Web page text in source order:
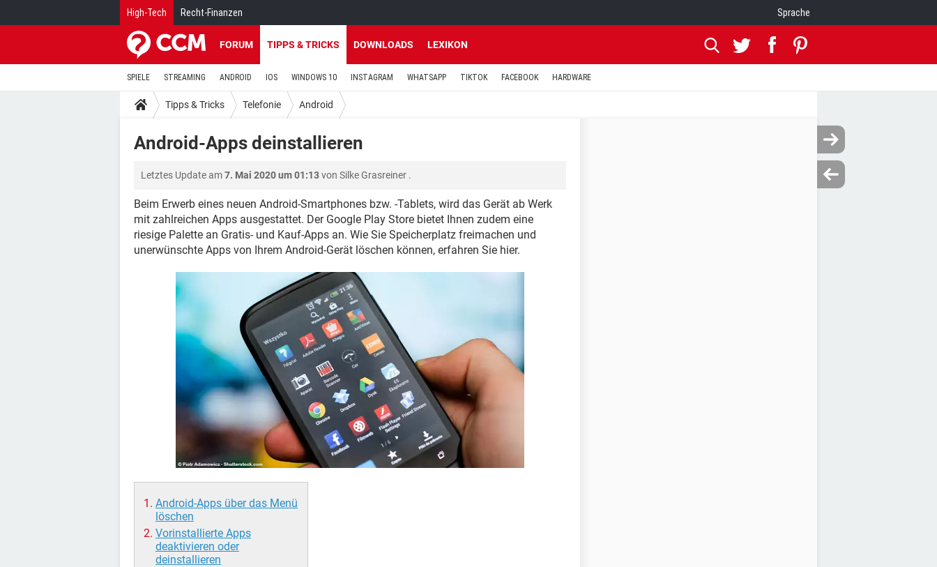
High-Tech Recht-Finanzen Sprache
FORUM TIPPS & TRICKS DOWNLOADS LEXIKON
SPIELE STREAMING ANDROID IOS WINDOWS 10 INSTAGRAM WHATSAPP TIKTOK FACEBOOK HARDWARE
Tipps & Tricks Telefonie Android
Android-Apps deinstallieren
Letztes Update am7. Mai 2020 um 01:13von Silke Grasreiner .
Beim Erwerb eines neuen Android-Smartphones bzw. -Tablets, wird das Gerät ab Werk
mit zahlreichen Apps ausgestattet. Der Google Play Store bietet Ihnen zudem eine
riesige Palette an Gratis- und Kauf-Apps an. Wie Sie Speicherplatz freimachen und
unerwünschte Apps von Ihrem Android-Gerät löschen können, erfahren Sie hier.
Android-Apps über das Menü
löschen
Vorinstallierte Apps
deaktivieren oder
deinstallieren